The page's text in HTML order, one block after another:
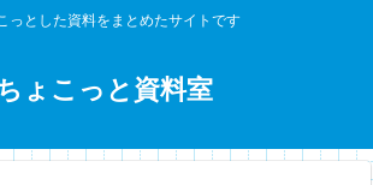
っとした資料をまとめたサイトです
ょこっと資料室